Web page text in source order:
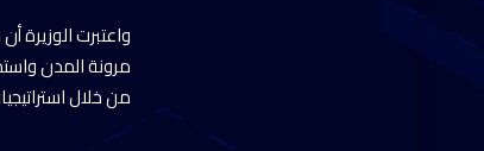
واعتبرت الوزيرة
مرونة المدن
من خلال